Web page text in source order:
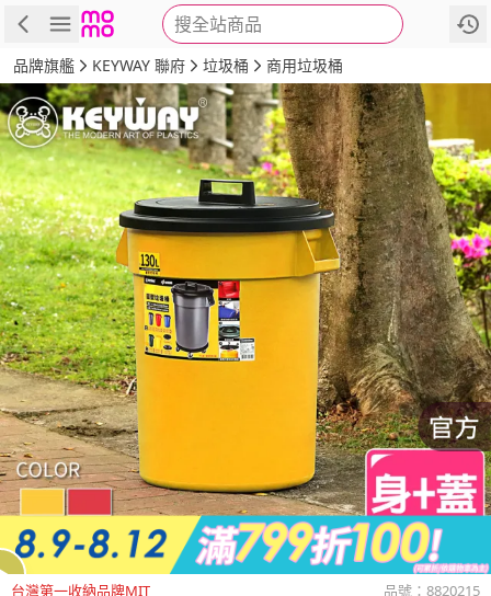
搜全站商品
商品 評價 詳情
品牌旗艦 KEYWAY 聯府 垃圾桶 商用垃圾桶
台灣第一收納品牌MIT 品號： 8820215